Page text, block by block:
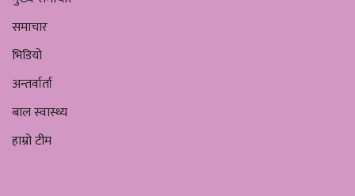
समाचार
भिडियो
अन्तर्वार्ता
बाल स्वास्थ्य
हाम्रो टीम